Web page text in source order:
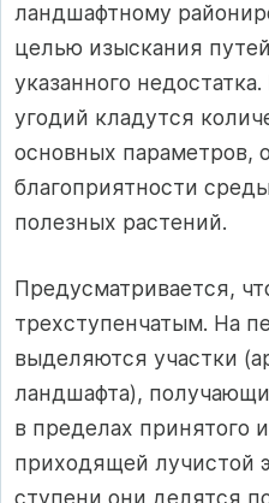
ландшафтному
целью изыскания
указанного
угодий кладутся
основных параметров,
благоприятности
полезных растений.
Предусматривается,
трехступенчатым. На
выделяются участки
ландшафта),
в пределах принятого
приходящей лучистой